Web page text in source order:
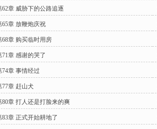
62章 威胁下的公路追逐
65章 放鞭炮庆祝
68章 购买临时用房
71章 感谢的哭了
74章 事情经过
77章 赶山犬
80章 打人还是打脸来的爽
83章 正式开始耕地了